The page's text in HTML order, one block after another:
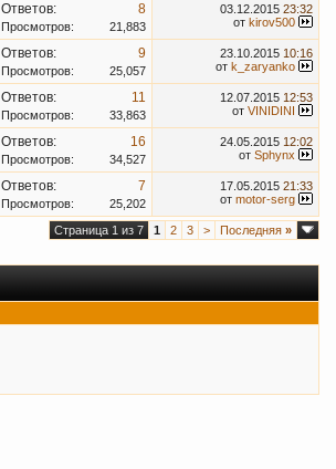
8
Ответов:
21,883
Просмотров:
03.12.2015 23:32
от kirov500
9
Ответов:
25,057
Просмотров:
23.10.2015 10:16
от k_zaryanko
11
Ответов:
33,863
Просмотров:
12.07.2015 12:53
от VINIDINI
16
Ответов:
34,527
Просмотров:
24.05.2015 12:02
от Sphynx
7
Ответов:
25,202
Просмотров:
17.05.2015 21:33
от motor-serg
Страница 1 из 7 1 2 3 > Последняя »